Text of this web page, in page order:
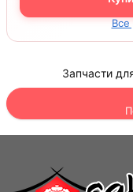
Все
Запчасти